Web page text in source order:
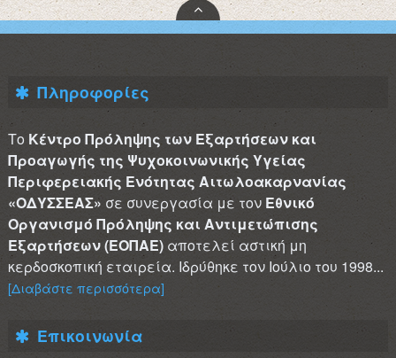
Πληροφορίες
Το Κέντρο Πρόληψης των Εξαρτήσεων και
Προαγωγής της Ψυχοκοινωνικής Υγείας
Περιφερειακής Ενότητας Αιτωλοακαρνανίας
«ΟΔΥΣΣΕΑΣ» σε συνεργασία με τον Εθνικό
Οργανισμό Πρόληψης και Αντιμετώπισης
Εξαρτήσεων (ΕΟΠΑΕ)αποτελεί αστική μη
κερδοσκοπική εταιρεία. Ιδρύθηκε τον Ιούλιο του 1998...
[Διαβάστε περισσότερα]
Επικοινωνία